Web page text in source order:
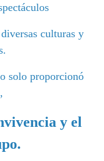
culturas y
solo proporcionó
y el